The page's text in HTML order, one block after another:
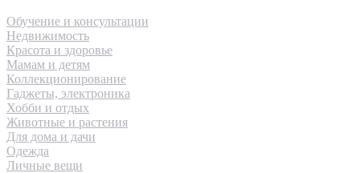
Обучение и консультации
Недвижимость
Красота и здоровье
Мамам и детям
Коллекционирование
Гаджеты, электроника
Хобби и отдых
Животные и растения
Для дома и дачи
Одежда
Личные вещи